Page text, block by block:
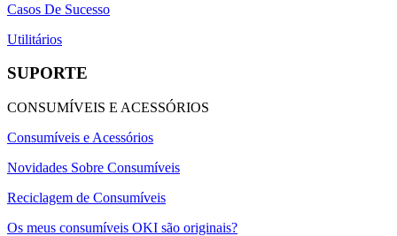
Casos De Sucesso
Utilitários
SUPORTE
CONSUMÍVEIS E ACESSÓRIOS
Consumíveis e Acessórios
Novidades Sobre Consumíveis
Reciclagem de Consumíveis
Os meus consumíveis OKI são originais?